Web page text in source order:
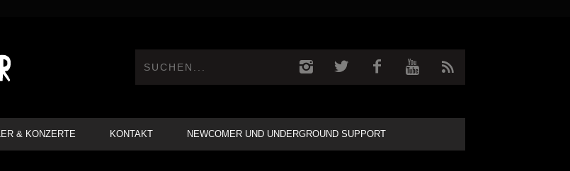
& KONZERTE KONTAKT NEWCOMER UND UNDERGROUND SUPPORT